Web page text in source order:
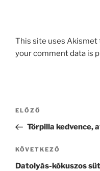
This site uses Akismet
your comment data is
Bejegyzés
Korábbi
bejegyzés
ELŐZŐ
Törpilla kedvence,
Következő
bejegyzés
KÖVETKEZŐ
Datolyás-kókuszos